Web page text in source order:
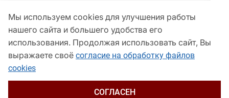
Мы используем cookies для улучшения работы
нашего сайта и большего удобства его
использования. Продолжая использовать сайт, Вы
выражаете своё согласие на обработку файлов
cookies
СОГЛАСЕН
Для пользователей старше 16 лет
© Кубанские Новости, 2017
Сетевое издание «kubnews» зарегистрировано Федеральной
службой по надзору в сфере связи, информационных технологий
и массовых коммуникаций (Роскомнадзор). Регистрационный
Пашковская, 2). Главный редактор – Филиппов О. Ю.